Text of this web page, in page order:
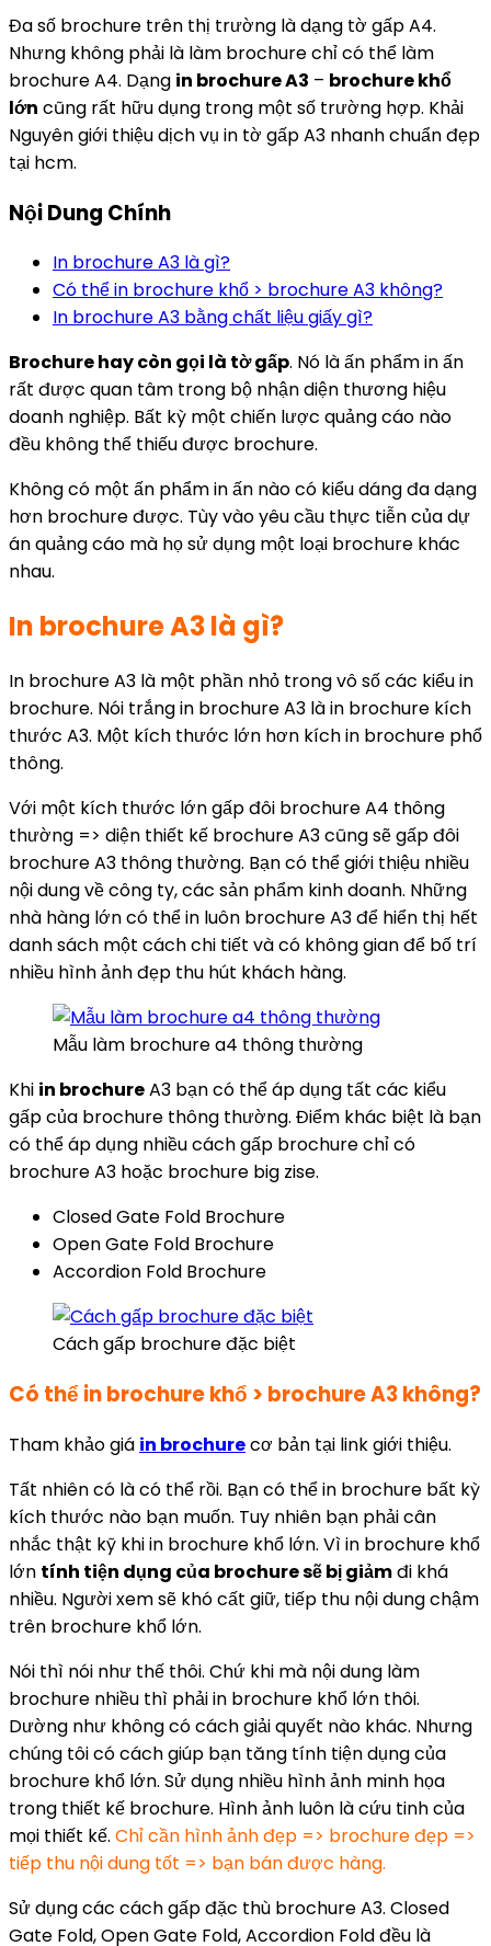
Đa số brochure trên thị trường là dạng tờ gấp A4.
Nhưng không phải là làm brochure chỉ có thể làm
brochure A4. Dạng in brochure A3 – brochure khổ
lớn cũng rất hữu dụng trong một số trường hợp. Khải
Nguyên giới thiệu dịch vụ in tờ gấp A3 nhanh chuẩn đẹp
tại hcm.
Nội Dung Chính
In brochure A3 là gì?
Có thể in brochure khổ > brochure A3 không?
In brochure A3 bằng chất liệu giấy gì?
Brochure hay còn gọi là tờ gấp. Nó là ấn phẩm in ấn
rất được quan tâm trong bộ nhận diện thương hiệu
doanh nghiệp. Bất kỳ một chiến lược quảng cáo nào
đều không thể thiếu được brochure.
Không có một ấn phẩm in ấn nào có kiểu dáng đa dạng
hơn brochure được. Tùy vào yêu cầu thực tiễn của dự
án quảng cáo mà họ sử dụng một loại brochure khác
nhau.
In brochure A3 là gì?
In brochure A3 là một phần nhỏ trong vô số các kiểu in
brochure. Nói trắng in brochure A3 là in brochure kích
thước A3. Một kích thước lớn hơn kích in brochure phổ
thông.
Với một kích thước lớn gấp đôi brochure A4 thông
thường => diện thiết kế brochure A3 cũng sẽ gấp đôi
brochure A3 thông thường. Bạn có thể giới thiệu nhiều
nội dung về công ty, các sản phẩm kinh doanh. Những
nhà hàng lớn có thể in luôn brochure A3 để hiển thị hết
danh sách một cách chi tiết và có không gian để bố trí
nhiều hình ảnh đẹp thu hút khách hàng.
Mẫu làm brochure a4 thông thường
Khi in brochureA3 bạn có thể áp dụng tất các kiểu
gấp của brochure thông thường. Điểm khác biệt là bạn
có thể áp dụng nhiều cách gấp brochure chỉ có
brochure A3 hoặc brochure big zise.
Closed Gate Fold Brochure
Open Gate Fold Brochure
Accordion Fold Brochure
Cách gấp brochure đặc biệt
Có thể in brochure khổ > brochure A3 không?
Tham khảo giá in brochurecơ bản tại link giới thiệu.
Tất nhiên có là có thể rồi. Bạn có thể in brochure bất kỳ
kích thước nào bạn muốn. Tuy nhiên bạn phải cân
nhắc thật kỹ khi in brochure khổ lớn. Vì in brochure khổ
lớn tính tiện dụng của brochure sẽ bị giảmđi khá
nhiều. Người xem sẽ khó cất giữ, tiếp thu nội dung chậm
trên brochure khổ lớn.
Nói thì nói như thế thôi. Chứ khi mà nội dung làm
brochure nhiều thì phải in brochure khổ lớn thôi.
Dường như không có cách giải quyết nào khác. Nhưng
chúng tôi có cách giúp bạn tăng tính tiện dụng của
brochure khổ lớn. Sử dụng nhiều hình ảnh minh họa
trong thiết kế brochure. Hình ảnh luôn là cứu tinh của
mọi thiết kế. Chỉ cần hình ảnh đẹp => brochure đẹp =>
tiếp thu nội dung tốt => bạn bán được hàng.
Sử dụng các cách gấp đặc thù brochure A3. Closed
Gate Fold, Open Gate Fold, Accordion Fold đều là